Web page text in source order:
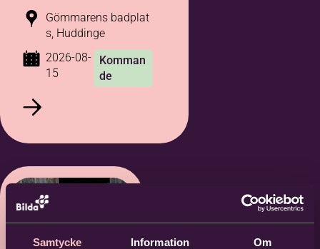
Samtycke Information Om
Gömmarens badplat
s, Huddinge
2026-08-
15
Komman
de